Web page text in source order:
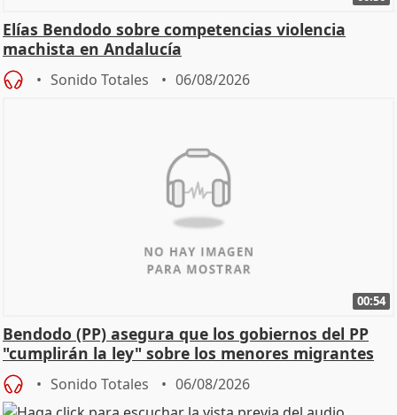
Elías Bendodo sobre competencias violencia
machista en Andalucía
Sonido Totales 06/08/2026
00:54
Bendodo (PP) asegura que los gobiernos del PP
"cumplirán la ley" sobre los menores migrantes
Sonido Totales 06/08/2026